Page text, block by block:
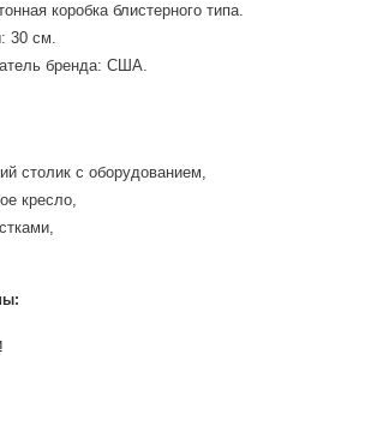
коробка блистерного типа.
30 см.
бренда: США.
столик с оборудованием,
кресло,